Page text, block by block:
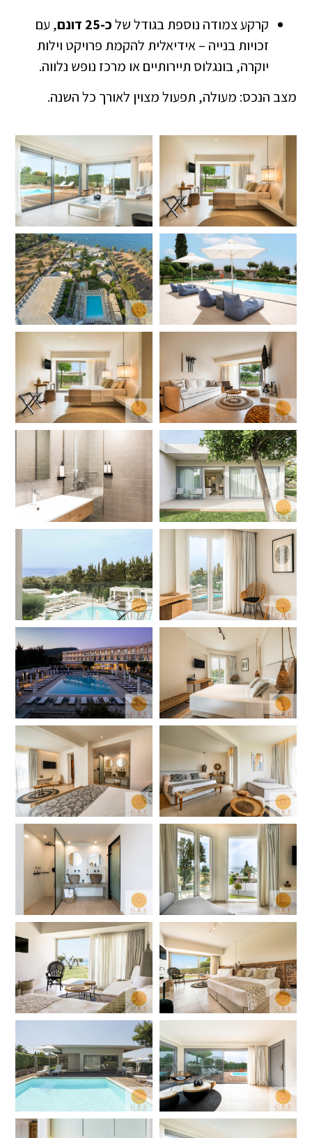
קרקע צמודה נוספת בגודל שלכ-25 דונם
, עם
זכויות בנייה – אידיאלית להקמת פרויקט וילות
יוקרה, בונגלוס תיירותיים או מרכז נופש נלווה.
מצב הנכס: מעולה, תפעול מצוין לאורך כל השנה.